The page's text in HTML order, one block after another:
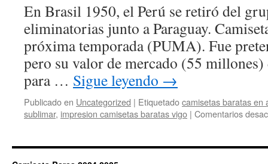
En Brasil 1950, el Perú se retiró del
eliminatorias junto a Paraguay.
próxima temporada (PUMA). Fue
pero su valor de mercado (55 millones)
para … Sigue leyendo →
Publicado en Uncategorized | Etiquetadocamisetas baratas en
sublimar, impresion camisetas baratas vigo | Comentarios